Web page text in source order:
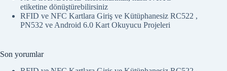
etiketine dönüştürebilirsiniz
RFID ve NFC Kartlara Giriş ve Kütüphanesiz RC522 ,
PN532 ve Android 6.0 Kart Okuyucu Projeleri
Son yorumlar